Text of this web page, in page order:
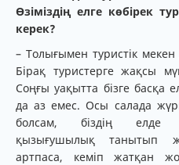
Өзіміздің елге көбірек
керек?
– Толығымен туристік
Бірақ туристерге жақсы
Соңғы уақытта бізге басқа
да аз емес. Осы салада
болсам, біздің елде
қызығушылық танытып
артпаса, кеміп жатқан